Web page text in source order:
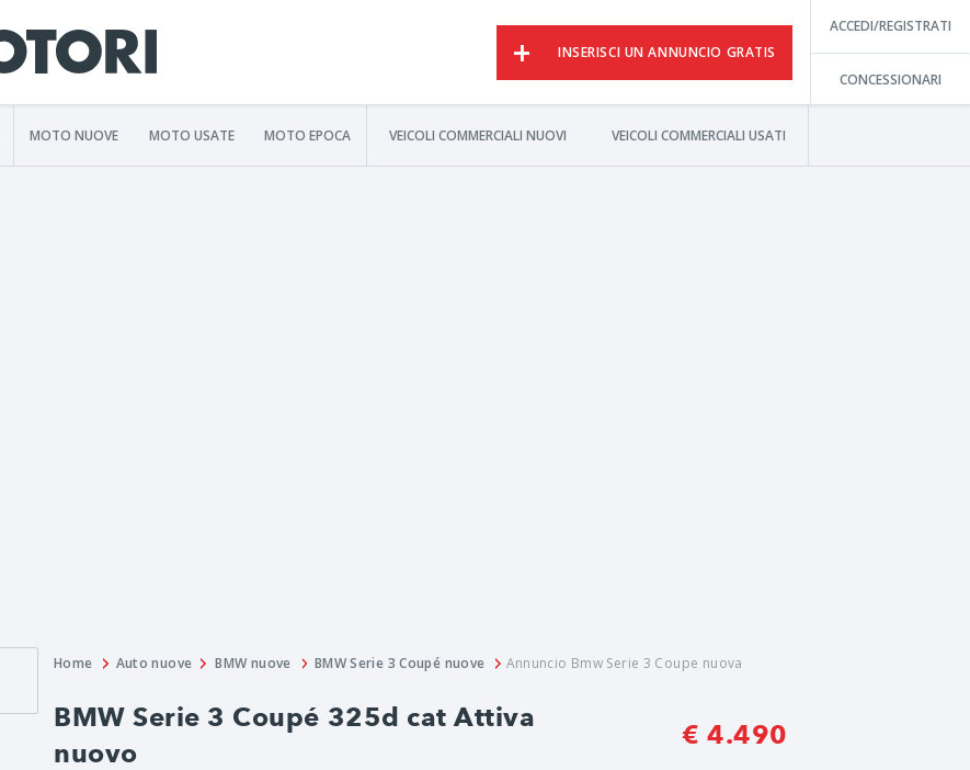
INSERISCI UN ANNUNCIO GRATIS
ACCEDI/REGISTRATI
CONCESSIONARI
MOTO NUOVE MOTO USATE MOTO EPOCA VEICOLI COMMERCIALI NUOVI VEICOLI COMMERCIALI USATI
Home Auto nuove BMW nuove BMW Serie 3 Coupé nuove Annuncio Bmw Serie 3 Coupe nuova
BMW Serie 3 Coupé 325d cat Attiva
nuovo
€ 4.490